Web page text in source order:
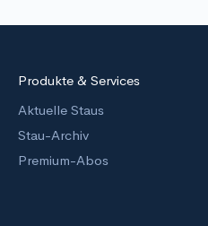
Produkte & Services
Aktuelle Staus
Stau-Archiv
Premium-Abos